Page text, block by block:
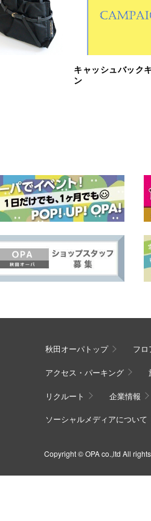
キャッシュバック
ン
秋田オーパトップ フロ
アクセス・パーキング
リクルート 企業情報
ソーシャルメディアについて
Copyright © OPA co.,ltd All